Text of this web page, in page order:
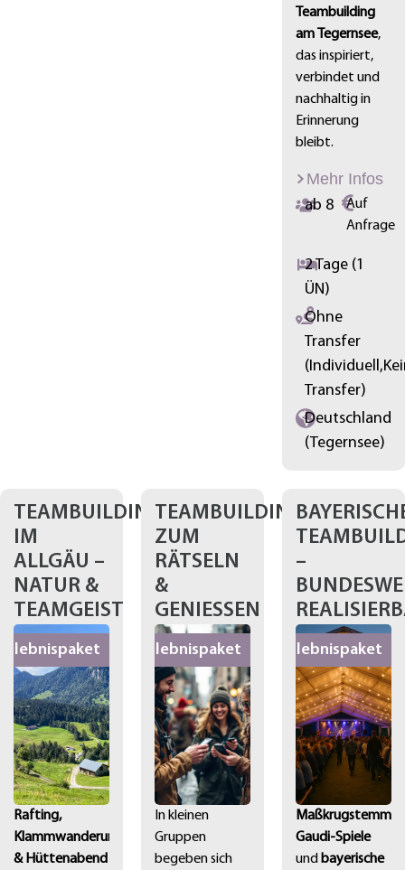
Teambuilding
am Tegernsee,
das inspiriert,
verbindet und
nachhaltig in
Erinnerung
bleibt.
Mehr Infos
ab 8
Auf
Anfrage
2 Tage (1
ÜN)
Ohne
Transfer
Transfer)
Deutschland
(Tegernsee)
TEAMBUILDING
IM
ALLGÄU –
NATUR &
TEAMGEIST
Erlebnispaket
Rafting,
Klammwanderung
& Hüttenabend
TEAMBUILDING
ZUM
RÄTSELN
&
GENIESSEN
Erlebnispaket
In kleinen
Gruppen
begeben sich
–
Erlebnispaket
Gaudi-Spiele
und bayerische